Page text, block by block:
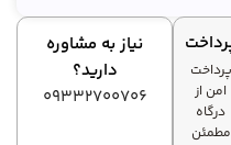
نوع
کاربری:
ویدیویی،
چت صوتی،
سخنرانی،
تولید
محتوای
پرداخت
امن از
درگاه
مطمئن
نیاز به مشاوره
دارید؟
09332700706